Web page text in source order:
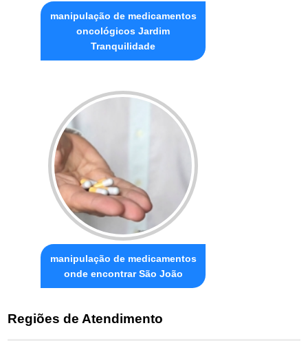
manipulação de medicamentos
oncológicos Jardim
Tranquilidade
manipulação de medicamentos
onde encontrar São João
Regiões de Atendimento